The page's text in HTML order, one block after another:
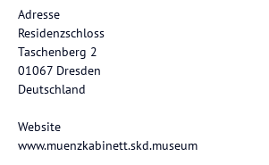
Adresse
Residenzschloss
Taschenberg 2
01067 Dresden
Deutschland
Website
www.muenzkabinett.skd.museum